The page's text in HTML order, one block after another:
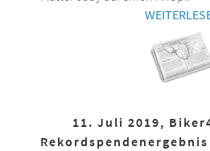
11. Juli 2019,